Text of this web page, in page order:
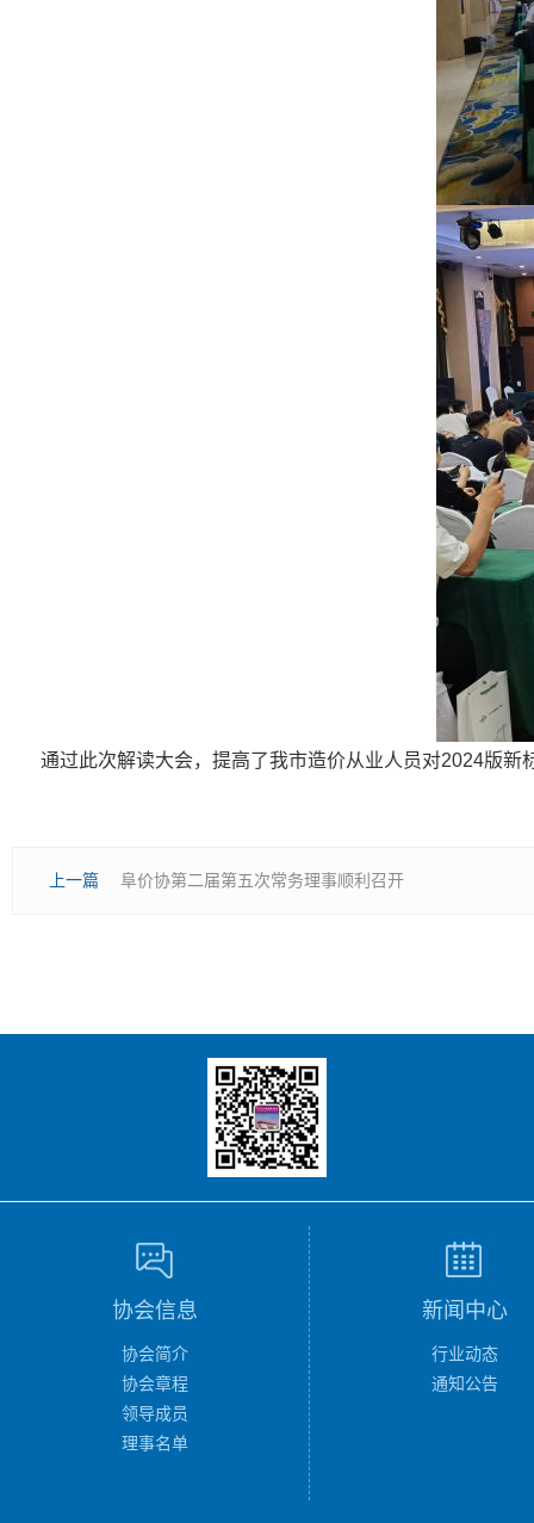
通过此次解读大会，提高了我市造价从业人员对2024版新
上一篇 阜价协第二届第五次常务理事顺利召开
协会信息
协会简介
协会章程
领导成员
理事名单
新闻中心
行业动态
通知公告